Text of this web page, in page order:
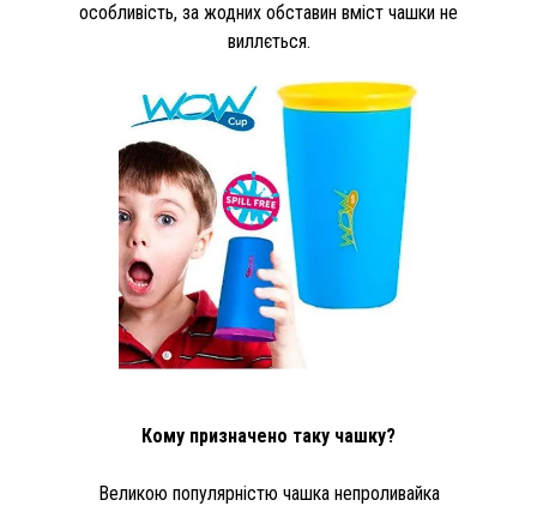
особливість, за жодних обставин вміст чашки не
виллється.
Кому призначено таку чашку?
Великою популярністю чашка непроливайка